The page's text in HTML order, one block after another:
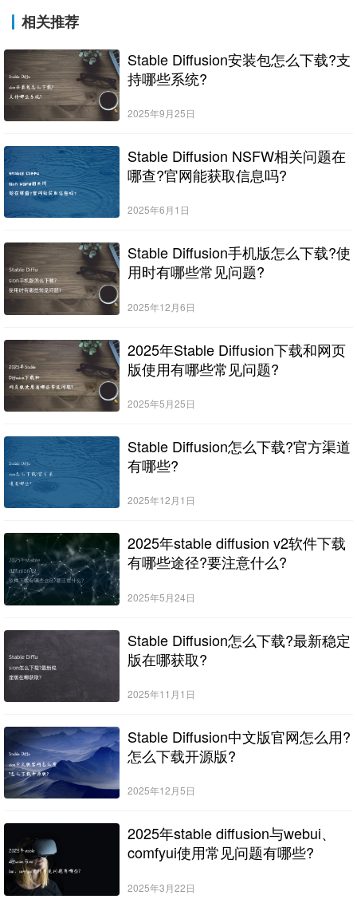
相关推荐
Stable Diffusion安装包怎么下载?支
持哪些系统?
2025年9月25日
Stable Diffusion NSFW相关问题在
哪查?官网能获取信息吗?
2025年6月1日
Stable Diffusion手机版怎么下载?使
用时有哪些常见问题?
2025年12月6日
2025年Stable Diffusion下载和网页
版使用有哪些常见问题?
2025年5月25日
Stable Diffusion怎么下载?官方渠道
有哪些?
2025年12月1日
2025年stable diffusion v2软件下载
有哪些途径?要注意什么?
2025年5月24日
Stable Diffusion怎么下载?最新稳定
版在哪获取?
2025年11月1日
Stable Diffusion中文版官网怎么用?
怎么下载开源版?
2025年12月5日
2025年stable diffusion与webui、
comfyui使用常见问题有哪些?
2025年3月22日